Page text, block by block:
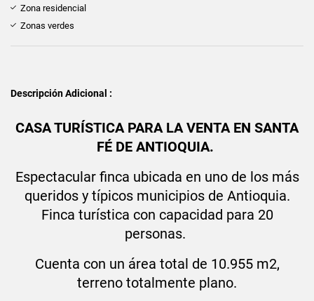
Zona residencial
Zonas verdes
Descripción Adicional :
CASA TURÍSTICA PARA LA VENTA EN SANTA
FÉ DE ANTIOQUIA.
Espectacular finca ubicada en uno de los más
queridos y típicos municipios de Antioquia.
Finca turística con capacidad para 20
personas.
Cuenta con un área total de 10.955 m2,
terreno totalmente plano.